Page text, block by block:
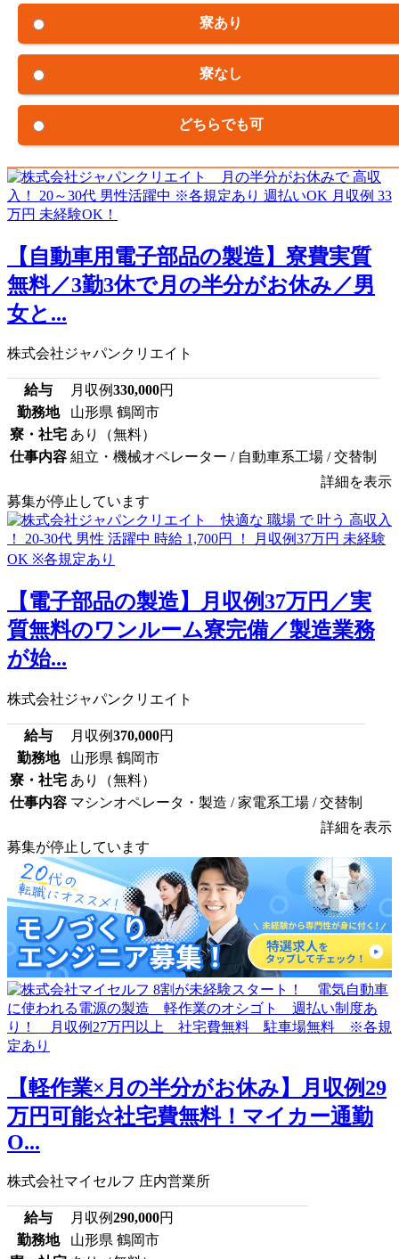
寮あり
寮なし
どちらでも可
【自動車用電子部品の製造】寮費実質
無料／3勤3休で月の半分がお休み／男
女と...
株式会社ジャパンクリエイト
給与 月収例330,000円
勤務地
山形県 鶴岡市
寮・社宅 あり（無料）
仕事内容 組立・機械オペレーター / 自動車系工場 / 交替制
詳細を表示
募集が停止しています
【電子部品の製造】月収例37万円／実
質無料のワンルーム寮完備／製造業務
が始...
株式会社ジャパンクリエイト
給与 月収例370,000円
勤務地
山形県 鶴岡市
寮・社宅 あり（無料）
仕事内容 マシンオペレータ・製造 / 家電系工場 / 交替制
詳細を表示
募集が停止しています
【軽作業×月の半分がお休み】月収例29
万円可能☆社宅費無料！マイカー通勤
O...
株式会社マイセルフ 庄内営業所
給与 月収例290,000円
勤務地
山形県 鶴岡市